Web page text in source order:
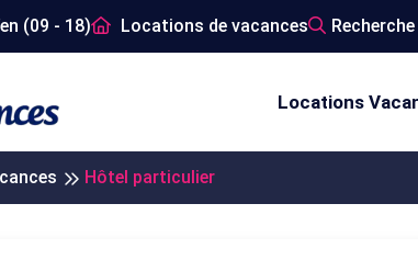
(09 - 18) Locations de vacances Recherche
Locations
Hôtel particulier